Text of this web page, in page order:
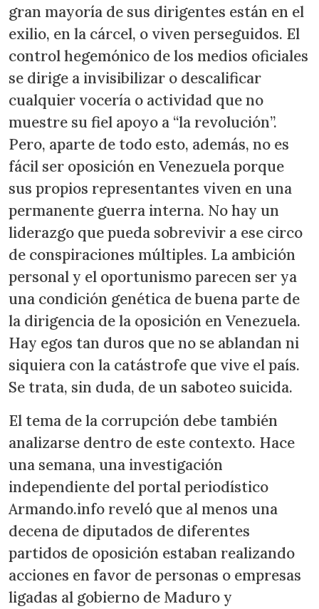
gran mayoría de sus dirigentes están en el
exilio, en la cárcel, o viven perseguidos. El
control hegemónico de los medios oficiales
se dirige a invisibilizar o descalificar
cualquier vocería o actividad que no
muestre su fiel apoyo a “la revolución”.
Pero, aparte de todo esto, además, no es
fácil ser oposición en Venezuela porque
sus propios representantes viven en una
permanente guerra interna. No hay un
liderazgo que pueda sobrevivir a ese circo
de conspiraciones múltiples. La ambición
personal y el oportunismo parecen ser ya
una condición genética de buena parte de
la dirigencia de la oposición en Venezuela.
Hay egos tan duros que no se ablandan ni
siquiera con la catástrofe que vive el país.
Se trata, sin duda, de un saboteo suicida.
El tema de la corrupción debe también
analizarse dentro de este contexto. Hace
una semana, una investigación
independiente del portal periodístico
Armando.info reveló que al menos una
decena de diputados de diferentes
partidos de oposición estaban realizando
acciones en favor de personas o empresas
ligadas al gobierno de Maduro y